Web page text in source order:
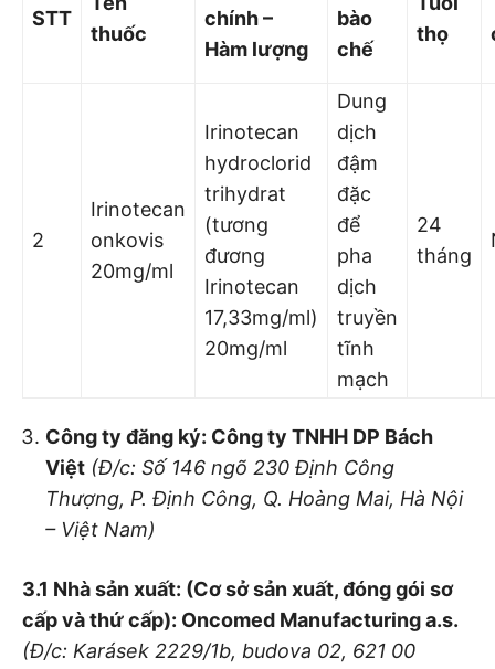
STT
thuốc
chính –
Hàm lượng
bào
chế
thọ
2
Irinotecan
onkovis
20mg/ml
Irinotecan
hydroclorid
trihydrat
(tương
đương
Irinotecan
17,33mg/ml)
20mg/ml
Dung
dịch
đậm
đặc
để
pha
dịch
truyền
tĩnh
mạch
24
tháng
Công ty đăng ký: Công ty TNHH DP Bách
Việt (Đ/c: Số 146 ngõ 230 Định Công
Thượng, P. Định Công, Q. Hoàng Mai, Hà Nội
– Việt Nam)
3.1 Nhà sản xuất: (Cơ sở sản xuất, đóng gói sơ
cấp và thứ cấp): Oncomed Manufacturing a.s.
(Đ/c: Karásek 2229/1b, budova 02, 621 00